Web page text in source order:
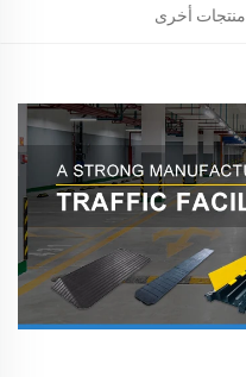
منتجات أخرى